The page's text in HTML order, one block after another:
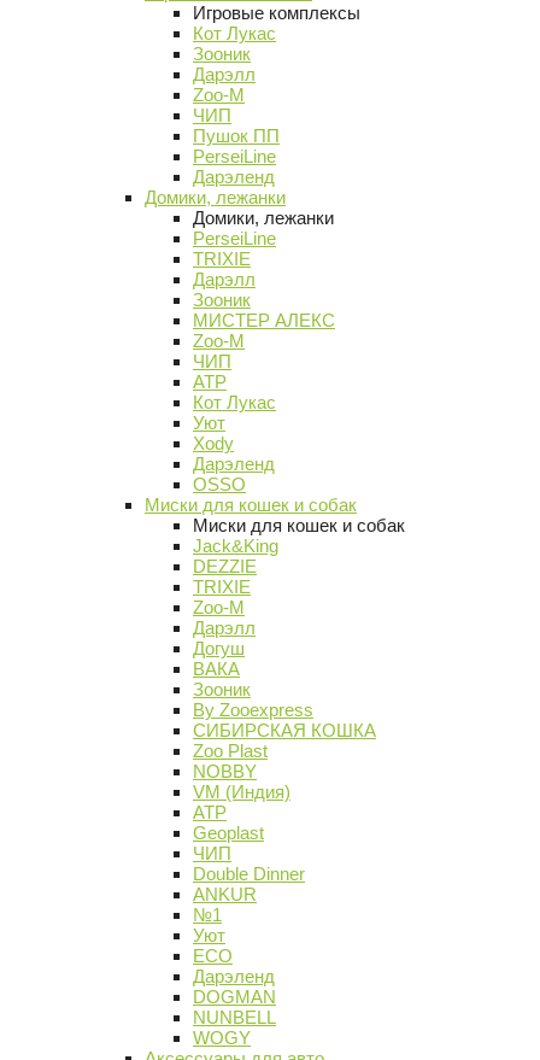
Игровые комплексы
Кот Лукас
Зооник
Дарэлл
Zoo-M
ЧИП
Пушок ПП
PerseiLine
Дарэленд
Домики, лежанки
Домики, лежанки
PerseiLine
TRIXIE
Дарэлл
Зооник
МИСТЕР АЛЕКС
Zoo-M
ЧИП
АТР
Кот Лукас
Уют
Xody
Дарэленд
OSSO
Миски для кошек и собак
Миски для кошек и собак
Jack&King
DEZZIE
TRIXIE
Zoo-M
Дарэлл
Догуш
ВАКА
Зооник
By Zooexpress
СИБИРСКАЯ КОШКА
Zoo Plast
NOBBY
VM (Индия)
АТР
Geoplast
ЧИП
Double Dinner
ANKUR
№1
Уют
ECO
Дарэленд
DOGMAN
NUNBELL
WOGY